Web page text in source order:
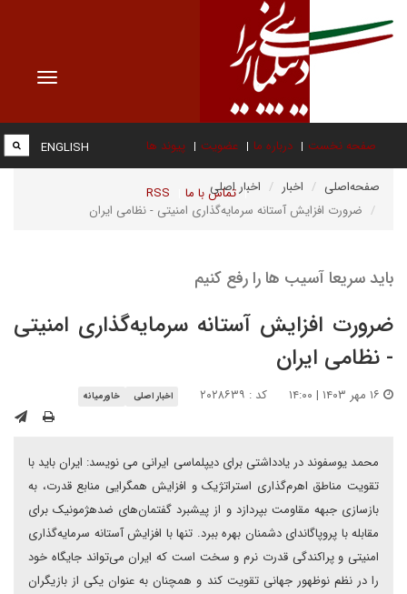
Toggle
صفحه نخست درباره ما عضویت پیوند ها
تماس با ما RSS
ENGLISH
صفحه‌اصلی اخبار
اخبار اصلی
ضرورت افزایش آستانه سرمایه‌گذاری امنیتی - نظامی ایران
باید سریعا آسیب ها را رفع کنیم
ضرورت افزایش آستانه سرمایه‌گذاری امنیتی
- نظامی ایران
کد : ۲۰۲۸۶۳۹ اخبار اصلی خاورمیانه
محمد یوسفوند در یادداشتی برای دیپلماسی ایرانی می نویسد: ایران باید با
تقویت مناطق اهرم‌گذاری استراتژیک و افزایش همگرایی منابع قدرت، به
بازسازی جبهه مقاومت بپردازد و از پیشبرد گفتمان‌های ضدهژمونیک برای
مقابله با پروپاگاندای دشمنان بهره ببرد. تنها با افزایش آستانه سرمایه‌گذاری
امنیتی و پراکندگی قدرت نرم و سخت است که ایران می‌تواند جایگاه خود
را در نظم نوظهور جهانی تقویت کند و همچنان به عنوان یکی از بازیگران